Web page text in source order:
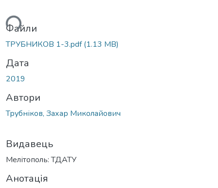
Файли
ТРУБНИКОВ 1-3.pdf(1.13 MB)
Дата
2019
Автори
Трубніков, Захар Миколайович
Видавець
Мелітополь: ТДАТУ
Анотація